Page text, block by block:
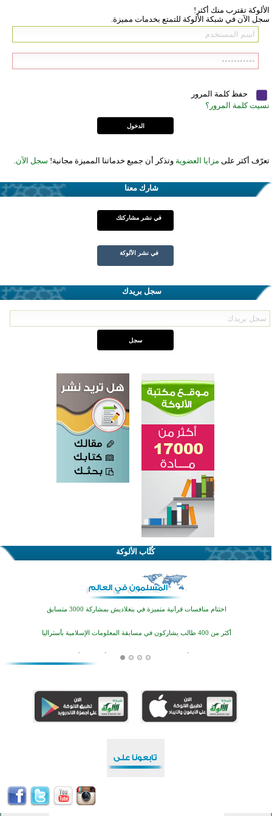
الألوكة تقترب منك أكثر!
سجل الآن في شبكة الألوكة للتمتع بخدمات مميزة.
حفظ كلمة المرور
نسيت كلمة المرور؟
تعرّف أكثر على مزايا العضوية وتذكر أن جميع خدماتنا المميزة مجانية! سجل الآن.
شارك معنا
في نشر مشاركتك
في نشر الألوكة
سجل بريدك
كُتَّاب الألوكة
اختتام الدورة التاسعة لمسابقة حفظ وتلاوة القرآن الكريم في أزناكاييف
تيسليتش تختتم برنامجا تعليميا لتعزيز القيم وبناء الشخصية للشباب المسلمين
اختتام منافسات قرآنية متميزة في بنغلاديش بمشاركة 3000 متسابق
أكثر من 400 طالب يشاركون في مسابقة المعلومات الإسلامية بأستراليا
افتتاح تاريخي لأول مسجد في بلييفليا بالجبل الأسود منذ أكثر من قرن
أكبر مشروع إسلامي في ريف أستراليا يفتتح أبوابه بعد سنوات من العمل والعطاء
اختتام منافسات قرآنية متميزة في بنغلاديش بمشاركة 3000 متسابق